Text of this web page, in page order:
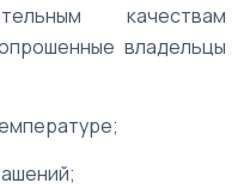
качествам
владельцы